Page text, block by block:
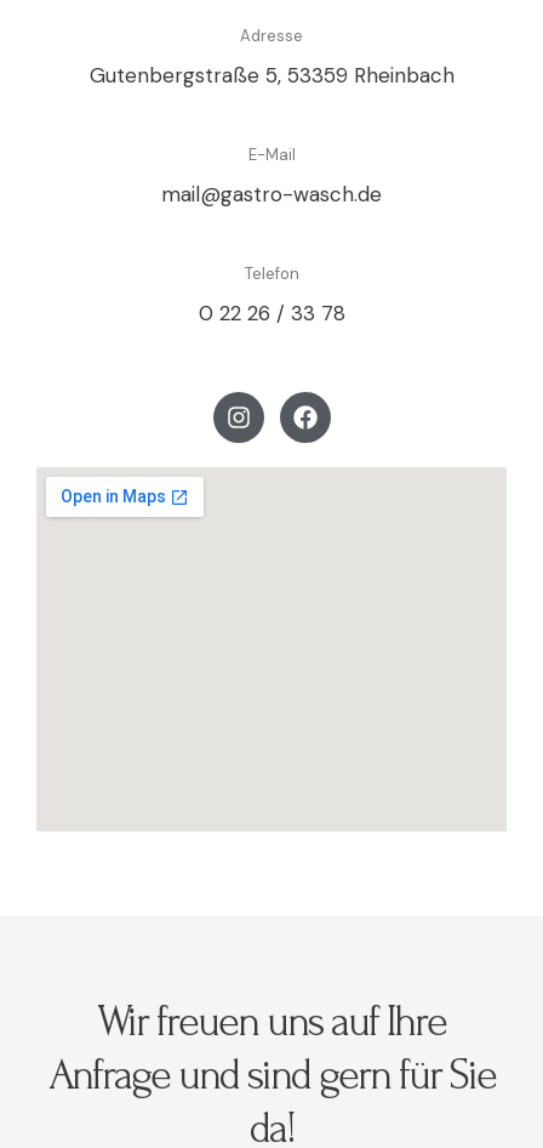
Adresse
Gutenbergstraße 5, 53359 Rheinbach
E-Mail
mail@gastro-wasch.de
Telefon
0 22 26 / 33 78
I
n
s
F
a
c
Wir freuen uns auf Ihre
Anfrage und sind gern für Sie
da!